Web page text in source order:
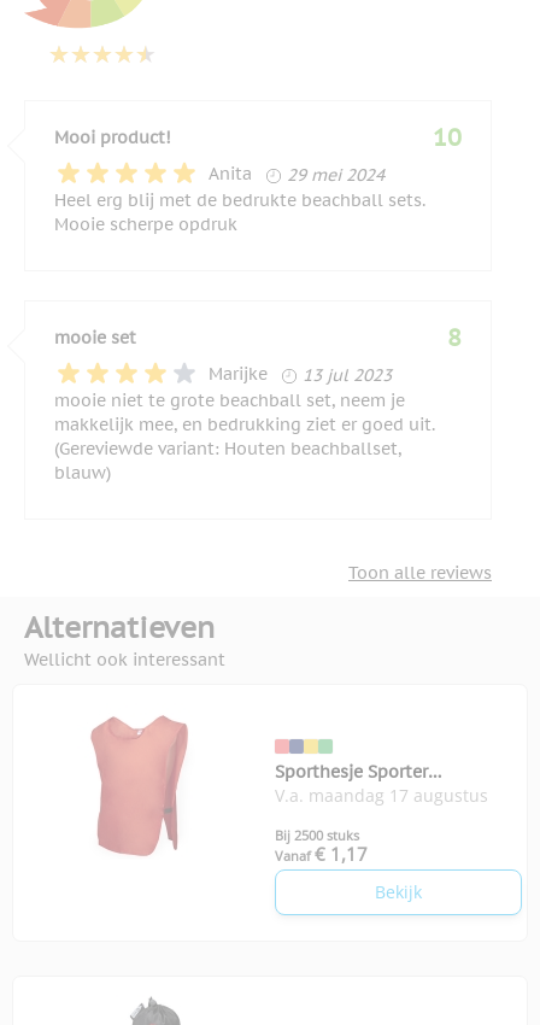
Mooi product!
Anita
29 mei 2024
29 mei 2024
10
Heel erg blij met de bedrukte beachball sets.
Mooie scherpe opdruk
mooie set
Marijke
13 juli 2023
13 jul 2023
8
mooie niet te grote beachball set, neem je
makkelijk mee, en bedrukking ziet er goed uit.
(Gereviewde variant: Houten beachballset,
blauw)
Toon alle reviews
Alternatieven
Wellicht ook interessant
Sporthesje Sporter
volwassenen
V.a. maandag 17 augustus
Bij 2500 stuks
Vanaf € 1,17
Bekijk